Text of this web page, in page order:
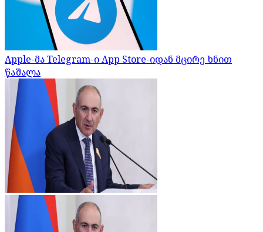
Apple-მა Telegram-ი App Store-იდან მცირე ხნით
წაშალა